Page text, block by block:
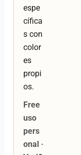
espe
cífica
s con
color
es
propi
os.
Free
uso
pers
onal ·